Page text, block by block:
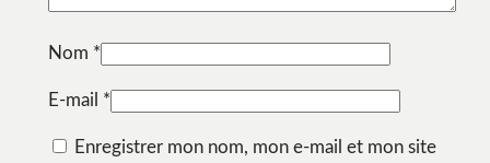
Nom *
E-mail *
Enregistrer mon nom, mon e-mail et mon site